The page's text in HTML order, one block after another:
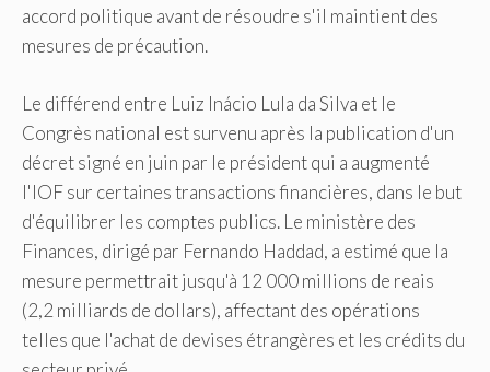
accord politique avant de résoudre s'il maintient des
mesures de précaution.
Le différend entre Luiz Inácio Lula da Silva et le
Congrès national est survenu après la publication d'un
décret signé en juin par le président qui a augmenté
l'IOF sur certaines transactions financières, dans le but
d'équilibrer les comptes publics. Le ministère des
Finances, dirigé par Fernando Haddad, a estimé que la
mesure permettrait jusqu'à 12 000 millions de reais
(2,2 milliards de dollars), affectant des opérations
telles que l'achat de devises étrangères et les crédits du